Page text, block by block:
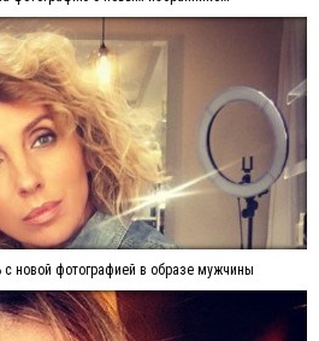
с новой фотографией в образе мужчины